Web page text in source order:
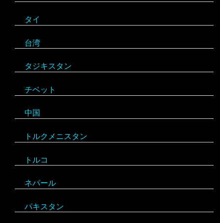
タイ
台湾
タジキスタン
チベット
中国
トルクメニスタン
トルコ
ネパール
パキスタン
ドイツ
ノルウェー
バチカン市国
ハンガリー
フィンランド
フランス
ブルガリア
ベラルーシ
ベルギー
アンティグア・バーブーダ
ウルグアイ
エクアドル
キューバ
グアテマラ
グレナダ
コスタリカ
コロンビア
ジャマイカ
アルジェリア
ウガンダ
エジプト
エチオピア
エリトリア
カメルーン